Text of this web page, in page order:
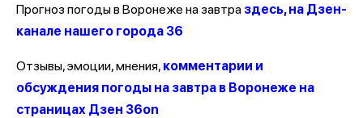
Прогноз погоды в Воронеже на завтра здесь, на Дзен-
канале нашего города 36
Отзывы, эмоции, мнения, комментарии и
обсуждения погоды на завтра в Воронеже на
страницах Дзен 36on